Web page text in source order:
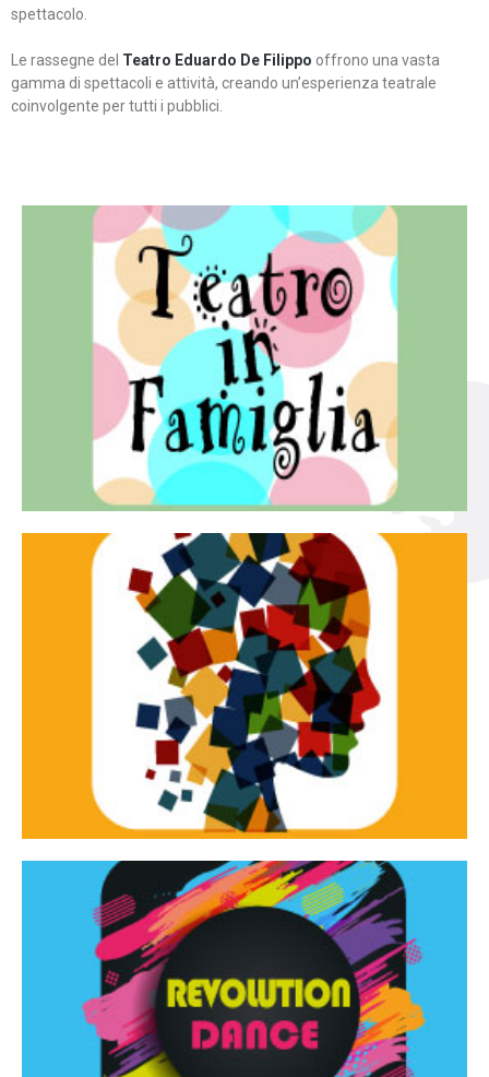
spettacolo.
Le rassegne del Teatro Eduardo De Filippo offrono una vasta
gamma di spettacoli e attività, creando un’esperienza teatrale
coinvolgente per tutti i pubblici.
Teatro in famiglia
Teatro In Famiglia è una rassegna di teatro concepita
per far condividere e godere del teatro all’intera
famiglia.
Continua
Tracce dinamiche
Tracce Dinamiche è una rassegna di teatro
d’innovazione e sperimentale.
Continua
Revolution Dance
Rassegna di danza contemporanea – I Edizione